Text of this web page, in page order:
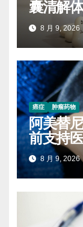
囊清解
8 月 9, 2026
癌症 肿瘤药物
阿美替
前支持
8 月 9, 2026